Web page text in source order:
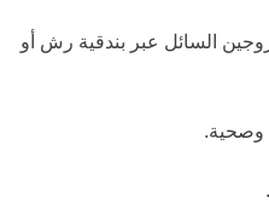
السائل عبر بندقية رش أو
وصحية.